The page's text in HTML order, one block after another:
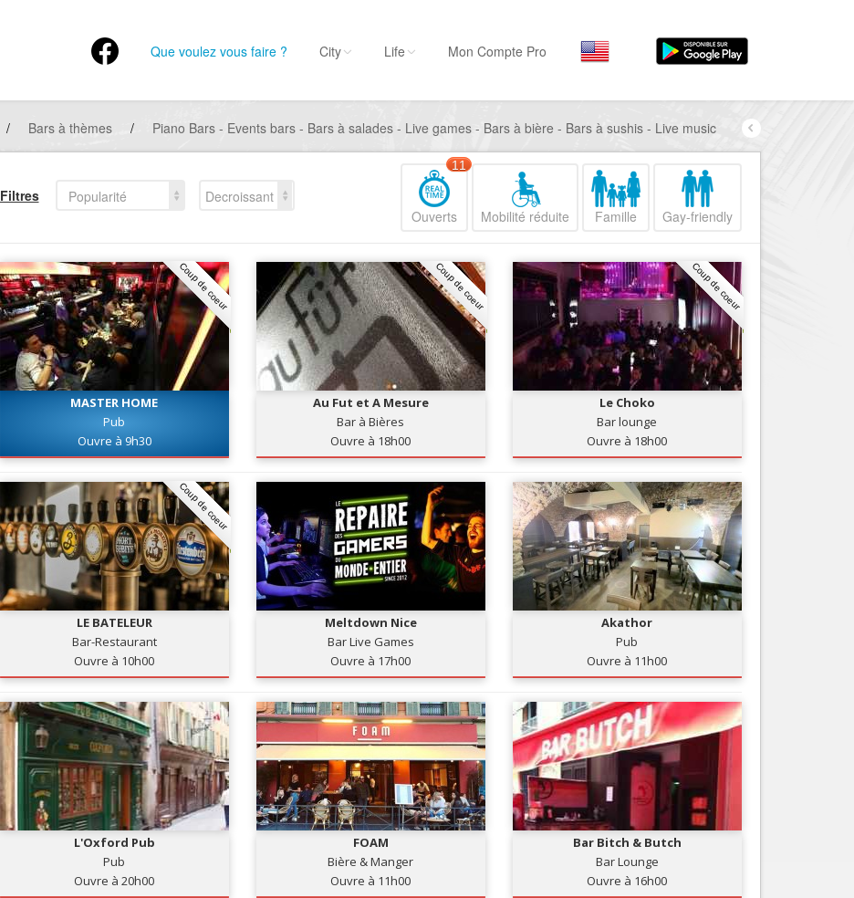
Que voulez vous faire ?
Par activité
Hôtels, ...
Visiter
Sortir
Restaurants, ...
Commerces
Mode, ...
Loisirs
Plages, sports, ...
Services
Tourisme, ...
Par quartiers
Nice Promenade du
Nice le Port
Nice le Vieux Nice
Nice le Coeur de Ville
Nice les Collines Niçoises
Nice le petit Marais Niçois
Nice la plaine du Var
Nice Aéroport
City Life Mon Compte Pro
/ Bars à thèmes / Piano Bars - Events bars - Bars à salades - Live games - Bars à bière - Bars à sushis - Live music
Filtres Popularité
Decroissant
Ouverts
11
Mobilité réduite Famille Gay-friendly
Coup de coeur
MASTER HOME
Pub
Ouvre à 9h30
Coup de coeur
Au Fut et A Mesure
Bar à Bières
Ouvre à 18h00
Coup de coeur
Le Choko
Bar lounge
Ouvre à 18h00
Coup de coeur
LE BATELEUR
Bar-Restaurant
Ouvre à 10h00
Meltdown Nice
Bar Live Games
Ouvre à 17h00
Akathor
Pub
Ouvre à 11h00
L'Oxford Pub
Pub
Ouvre à 20h00
FOAM
Bière & Manger
Ouvre à 11h00
Bar Bitch & Butch
Bar Lounge
Ouvre à 16h00